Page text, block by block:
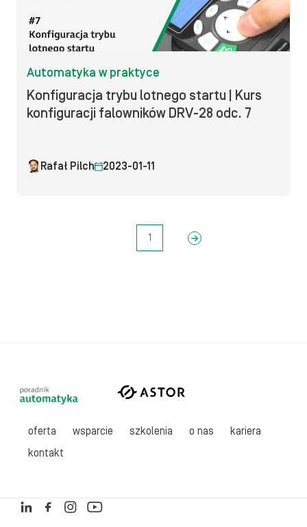
Automatyka w praktyce
Konfiguracja trybu lotnego startu | Kurs
konfiguracji falowników DRV-28 odc. 7
Rafał Pilch 2023-01-11
1 Kolejne
oferta wsparcie szkolenia o nas
kariera
kontakt